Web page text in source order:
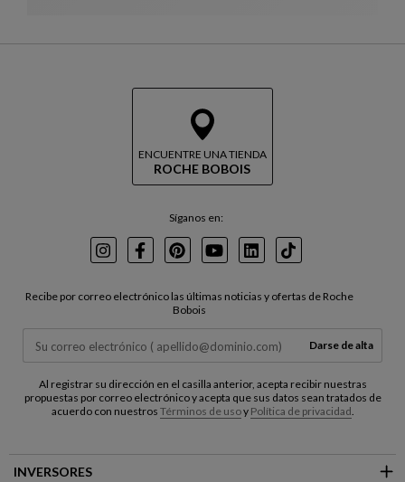
ENCUENTRE UNA TIENDA
ROCHE BOBOIS
Síganos en:
InstagramFacebookPinterest
YoutubeLinkedInTikTok
Recibe por correo electrónico las últimas noticias y ofertas de Roche
Bobois
Darse de alta
Al registrar su dirección en el casilla anterior, acepta recibir nuestras
propuestas por correo electrónico y acepta que sus datos sean tratados de
acuerdo con nuestros Términos de usoy Política de privacidad
INVERSORES